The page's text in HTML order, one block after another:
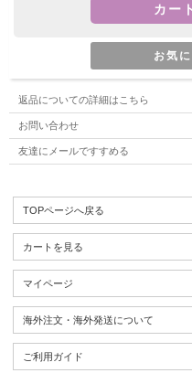
返品についての詳細はこちら
お問い合わせ
友達にメールですすめる
TOPページへ戻る
カートを見る
マイページ
海外注文・海外発送について
ご利用ガイド